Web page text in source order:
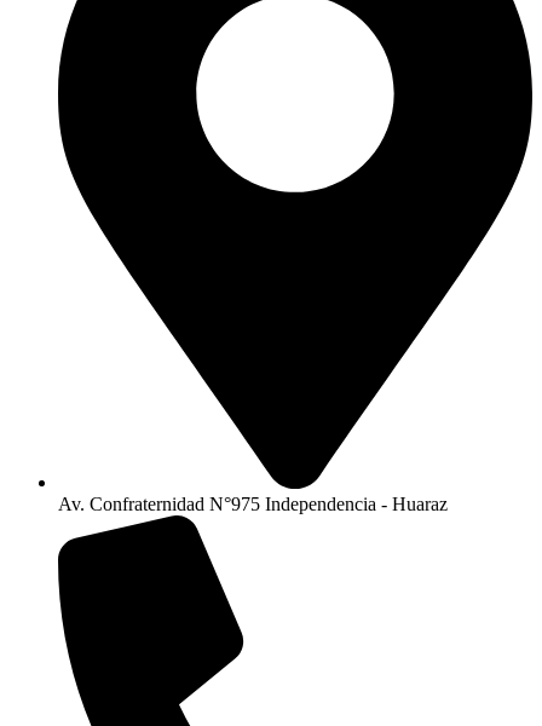
Av. Confraternidad N°975 Independencia - Huaraz